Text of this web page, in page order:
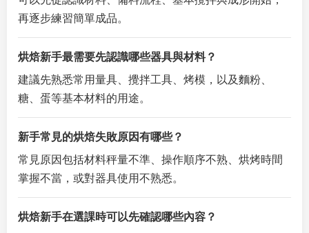
再逐步練習簡單成品。
烘焙新手最需要先認識哪些器具與材料？
建議先熟悉常用量具、攪拌工具、烤模，以及麵粉、
糖、蛋等基本材料的用途。
新手常見的烘焙失敗原因有哪些？
常見原因包括材料秤量不準、操作順序不熟、烘烤時間
掌握不當，或對器具使用不熟悉。
烘焙新手在選課時可以先確認哪些內容？